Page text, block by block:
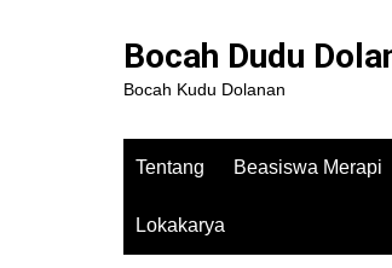
Bocah Dudu
Bocah Kudu Dolanan
Tentang Beasiswa Merapi
Lokakarya